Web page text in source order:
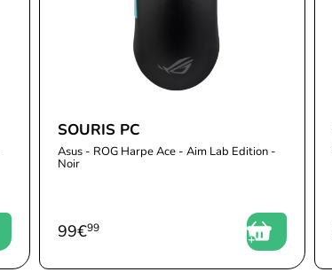
SOURIS PC
Asus - ROG Harpe Ace - Aim Lab Edition -
Noir
99€99